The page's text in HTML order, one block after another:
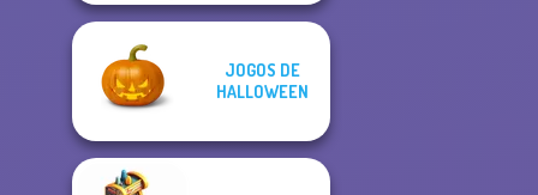
JOGOS DE
HALLOWEEN